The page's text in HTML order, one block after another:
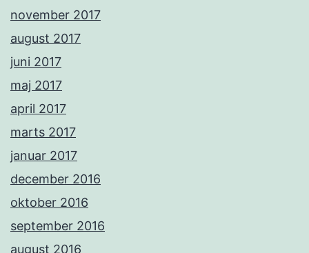
november 2017
august 2017
juni 2017
maj 2017
april 2017
marts 2017
januar 2017
december 2016
oktober 2016
september 2016
august 2016